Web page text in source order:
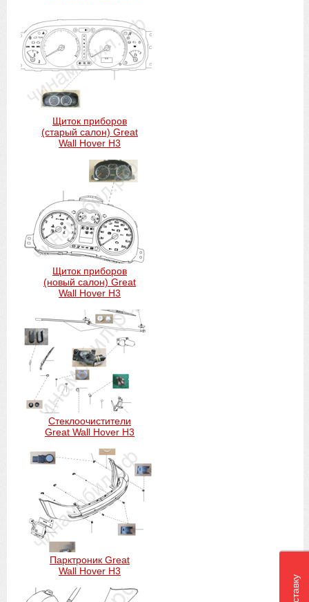
Щиток приборов
(старый салон) Great
Wall Hover H3
Щиток приборов
(новый салон) Great
Wall Hover H3
Стеклоочистители
Great Wall Hover H3
Парктроник Great
Wall Hover H3